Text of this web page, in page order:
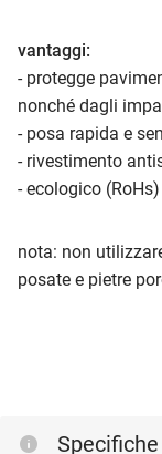
vantaggi:
- protegge
nonché dagli
- posa rapida e
- rivestimento
- ecologico (RoHs)
nota: non
posate e pietre